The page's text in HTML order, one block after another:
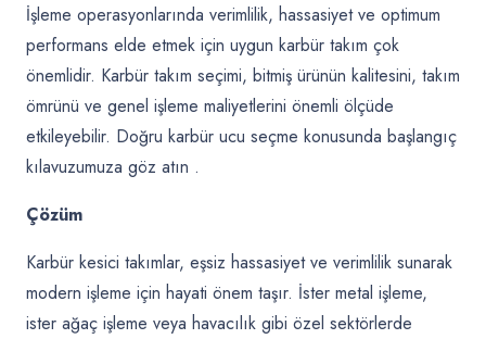
İşleme operasyonlarında verimlilik, hassasiyet ve optimum
performans elde etmek için uygun karbür takım çok
önemlidir. Karbür takım seçimi, bitmiş ürünün kalitesini, takım
ömrünü ve genel işleme maliyetlerini önemli ölçüde
etkileyebilir. Doğru karbür ucu seçme konusunda başlangıç
​​kılavuzumuza göz atın .
Çözüm
Karbür kesici takımlar, eşsiz hassasiyet ve verimlilik sunarak
modern işleme için hayati önem taşır. İster metal işleme,
ister ağaç işleme veya havacılık gibi özel sektörlerde